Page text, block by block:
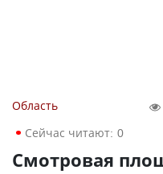
Область
Сейчас читают: 0
Смотровая